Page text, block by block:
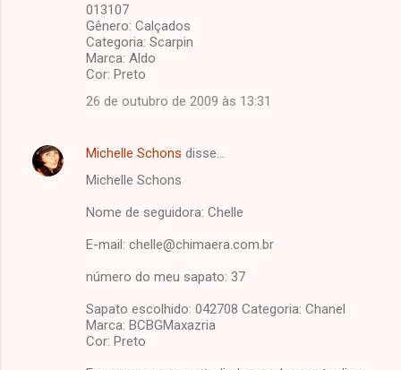
013107
Gênero: Calçados
Categoria: Scarpin
Marca: Aldo
Cor: Preto
26 de outubro de 2009 às 13:31
Michelle Schons disse…
Michelle Schons
Nome de seguidora: Chelle
E-mail: chelle@chimaera.com.br
número do meu sapato: 37
Sapato escolhido: 042708 Categoria: Chanel
Marca: BCBGMaxazria
Cor: Preto